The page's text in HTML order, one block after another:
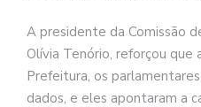
A presidente da Comissão
Olívia Tenório, reforçou que
Prefeitura, os
dados, e eles apontaram a